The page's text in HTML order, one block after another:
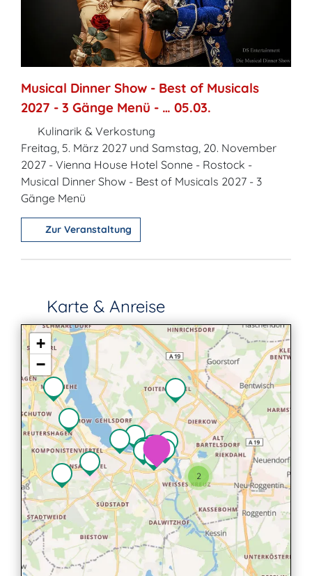
Musical Dinner Show - Best of Musicals
2027 - 3 Gänge Menü - … 05.03.
Kulinarik & Verkostung
Freitag, 5. März 2027 und Samstag, 20. November
2027 - Vienna House Hotel Sonne - Rostock -
Musical Dinner Show - Best of Musicals 2027 - 3
Gänge Menü
Zur Veranstaltung
Karte & Anreise
2
+
−